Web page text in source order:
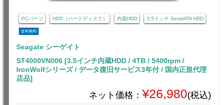
PCパーツ HDD（ハードディスク） 内蔵HDD 3.5インチ SerialATA HDD
送料無料
Seagate シーゲイト
ST4000VN006 [3.5インチ内蔵HDD / 4TB / 5400rpm /
IronWolfシリーズ / データ復旧サービス3年付 / 国内正規代理
店品]
ネット価格： ¥26,980(税込)